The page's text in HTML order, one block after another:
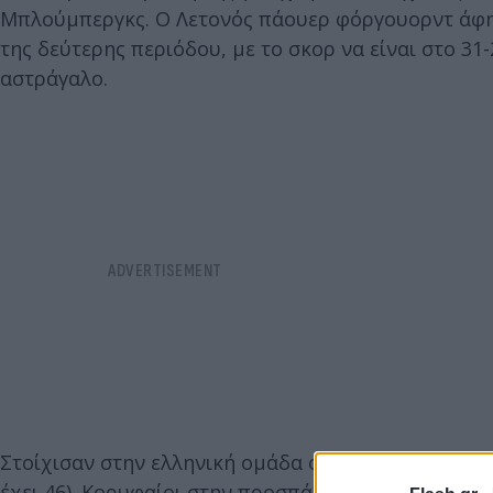
Μπλούμπεργκς. Ο Λετονός πάουερ φόργουορντ
της δεύτερης περιόδου, με το σκορ να είναι στο
αστράγαλο.
Στοίχισαν στην ελληνική ομάδα οι χαμένες βολές